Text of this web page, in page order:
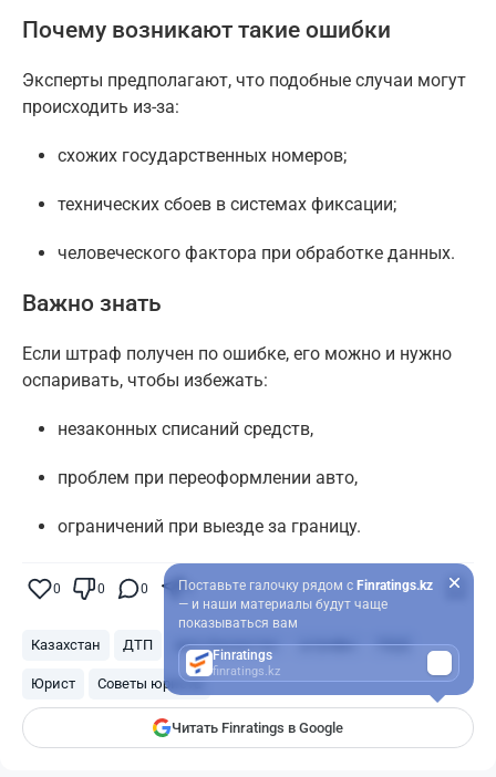
Почему возникают такие ошибки
Эксперты предполагают, что подобные случаи могут
происходить из-за:
схожих государственных номеров;
технических сбоев в системах фиксации;
человеческого фактора при обработке данных.
Важно знать
Если штраф получен по ошибке, его можно и нужно
оспаривать, чтобы избежать:
незаконных списаний средств,
проблем при переоформлении авто,
ограничений при выезде за границу.
0 0 0 0
Казахстан ДТП авто Казахстан штрафы ПДД
Юрист Советы юриста
Читать Finratings в Google
Поставьте галочку рядом с Finratings.kz
— и наши материалы будут чаще
показываться вам
Finratings
finratings.kz